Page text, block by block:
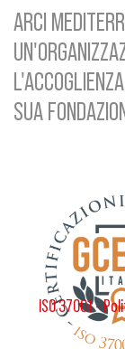
ARCI
SUA
ISO 37001 -